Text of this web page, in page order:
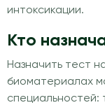
интоксикации.
Кто
Назначить тест
биоматериалах
специальностей: